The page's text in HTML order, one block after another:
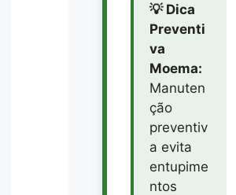
💡 Dica
Preventi
va
Moema:
Manuten
ção
preventiv
a evita
entupime
ntos